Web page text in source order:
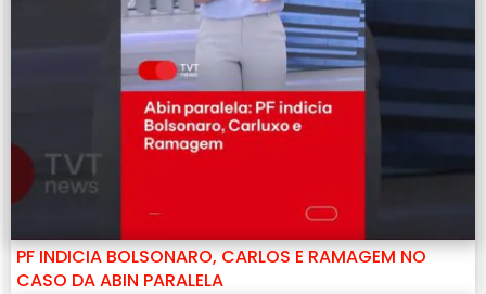
PF INDICIA BOLSONARO, CARLOS E RAMAGEM NO
CASO DA ABIN PARALELA